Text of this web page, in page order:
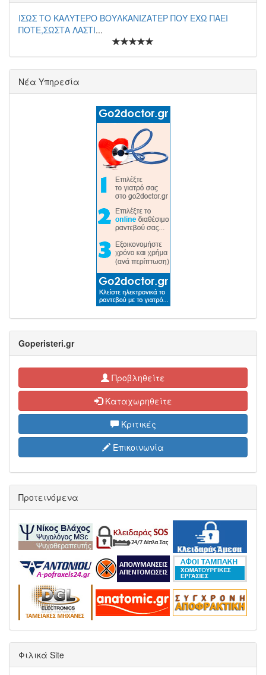
ΙΣΩΣ ΤΟ ΚΑΛΥΤΕΡΟ ΒΟΥΛΚΑΝΙΖΑΤΕΡ ΠΟΥ ΕΧΩ ΠΑΕΙ
ΠΟΤΕ,ΣΩΣΤΑ ΛΑΣΤΙ...
Νέα Υπηρεσία
Goperisteri.gr
Προβληθείτε
Καταχωρηθείτε
Κριτικές
Επικοινωνία
Προτεινόμενα
Φιλικά Site